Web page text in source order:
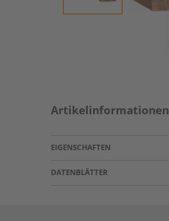
Artikelinformationen
EIGENSCHAFTEN
DATENBLÄTTER